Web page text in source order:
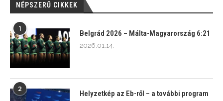
NÉPSZERŰ CIKKEK
1
Belgrád 2026 – Málta-Magyarország 6:21
2026.01.14.
2
Helyzetkép az Eb-ről – a további program